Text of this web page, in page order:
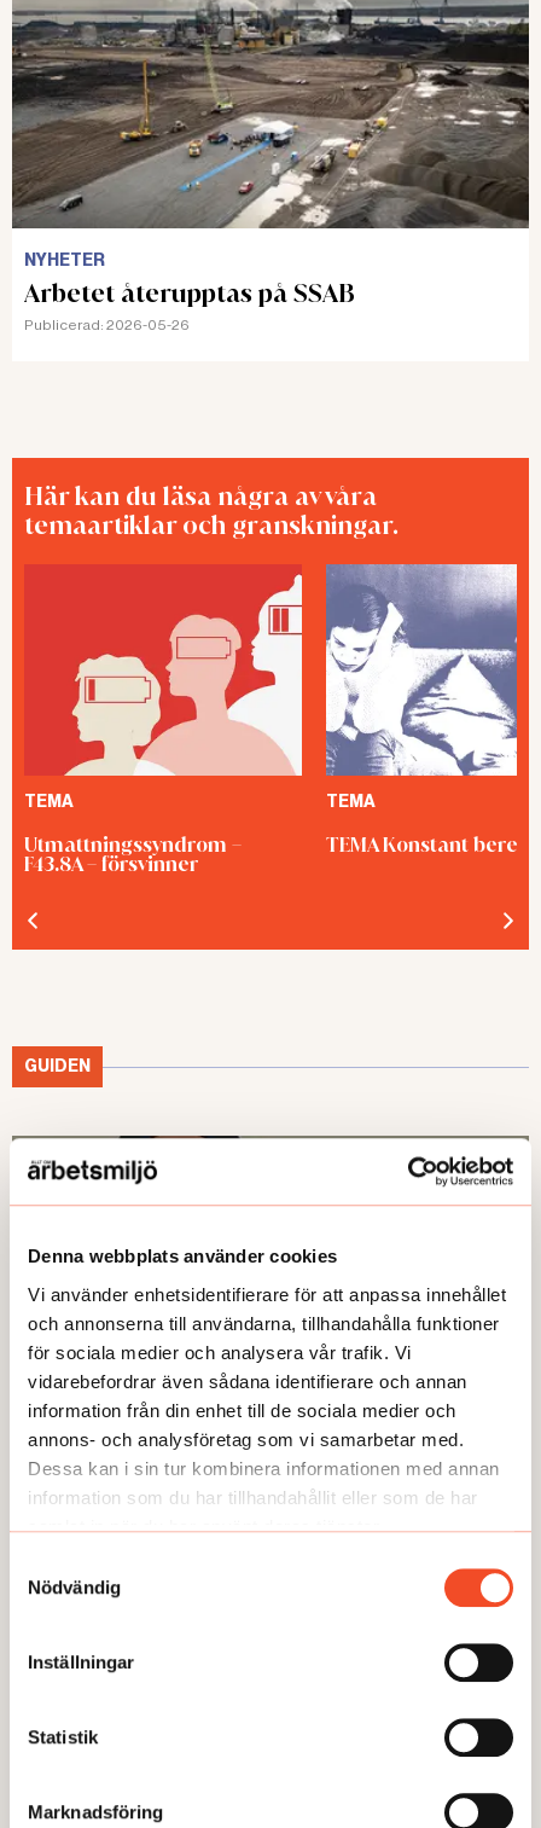
Denna webbplats använder cookies
Vi använder enhetsidentifierare för att anpassa innehållet
och annonserna till användarna, tillhandahålla funktioner
för sociala medier och analysera vår trafik. Vi
vidarebefordrar även sådana identifierare och annan
information från din enhet till de sociala medier och
annons- och analysföretag som vi samarbetar med.
Dessa kan i sin tur kombinera informationen med annan
information som du har tillhandahållit eller som de har
samlat in när du har använt deras tjänster.
Nödvändig
Inställningar
Statistik
Marknadsföring
NYHETER
Arbetet återupptas på SSAB
Publicerad: 2026-05-26
Här kan du läsa några av våra
temaartiklar och granskningar.
TEMA
Utmattningssyndrom –
F43.8A – försvinner
TEMA
TEMA Konstant
GUIDEN
GUIDEN
6 steg: Anpassa vid psykisk ohälsa